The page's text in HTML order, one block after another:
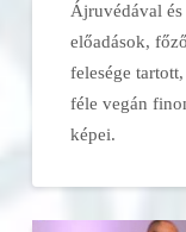
Ájruvédával
előadások,
felesége
féle vegán
képei.